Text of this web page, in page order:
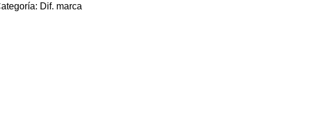
Dif. marca